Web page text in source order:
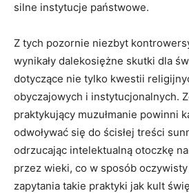
silne instytucje państwowe.
Z tych pozornie niezbyt
wynikały dalekosiężne skutki dla
dotyczące nie tylko kwestii
obyczajowych i instytucjonalnych.
praktykujący muzułmanie powinni
odwoływać się do ścisłej treści
odrzucając intelektualną otoczkę
przez wieki, co w sposób oczywisty
zapytania takie praktyki jak kult